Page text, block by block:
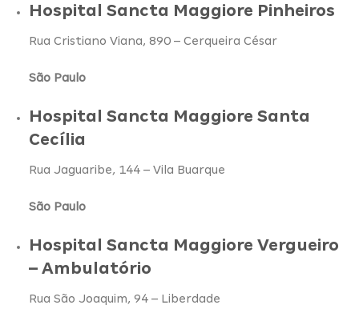
Hospital Sancta Maggiore Pinheiros
Rua Cristiano Viana, 890 – Cerqueira César
São Paulo
Hospital Sancta Maggiore Santa
Cecília
Rua Jaguaribe, 144 – Vila Buarque
São Paulo
Hospital Sancta Maggiore Vergueiro
– Ambulatório
Rua São Joaquim, 94 – Liberdade